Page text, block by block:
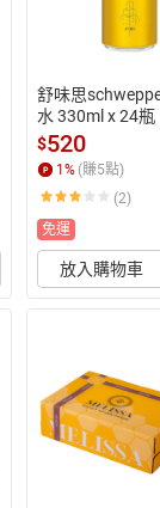
舒味思
水 330ml x 24瓶
$520
1% (賺5點)
(2)
免運
放入購物車